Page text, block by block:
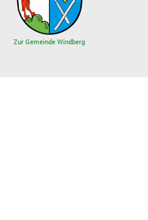
Zur Gemeinde Windberg